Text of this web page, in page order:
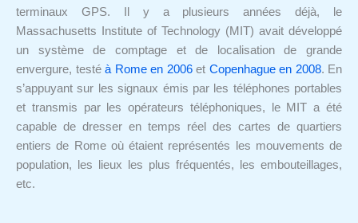
terminaux GPS. Il y a plusieurs années déjà, le
Massachusetts Institute of Technology (MIT) avait développé
un système de comptage et de localisation de grande
envergure, testé à Rome en 2006et Copenhague en 2008. En
s’appuyant sur les signaux émis par les téléphones portables
et transmis par les opérateurs téléphoniques, le MIT a été
capable de dresser en temps réel des cartes de quartiers
entiers de Rome où étaient représentés les mouvements de
population, les lieux les plus fréquentés, les embouteillages,
etc.